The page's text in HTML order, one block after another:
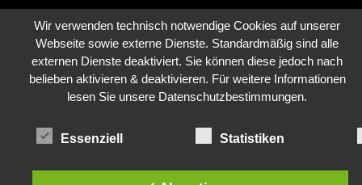
Wir verwenden technisch notwendige Cookies auf unserer
Webseite sowie externe Dienste. Standardmäßig sind alle
externen Dienste deaktiviert. Sie können diese jedoch nach
belieben aktivieren & deaktivieren. Für weitere Informationen
lesen Sie unsere Datenschutzbestimmungen.
Essenziell Statistiken